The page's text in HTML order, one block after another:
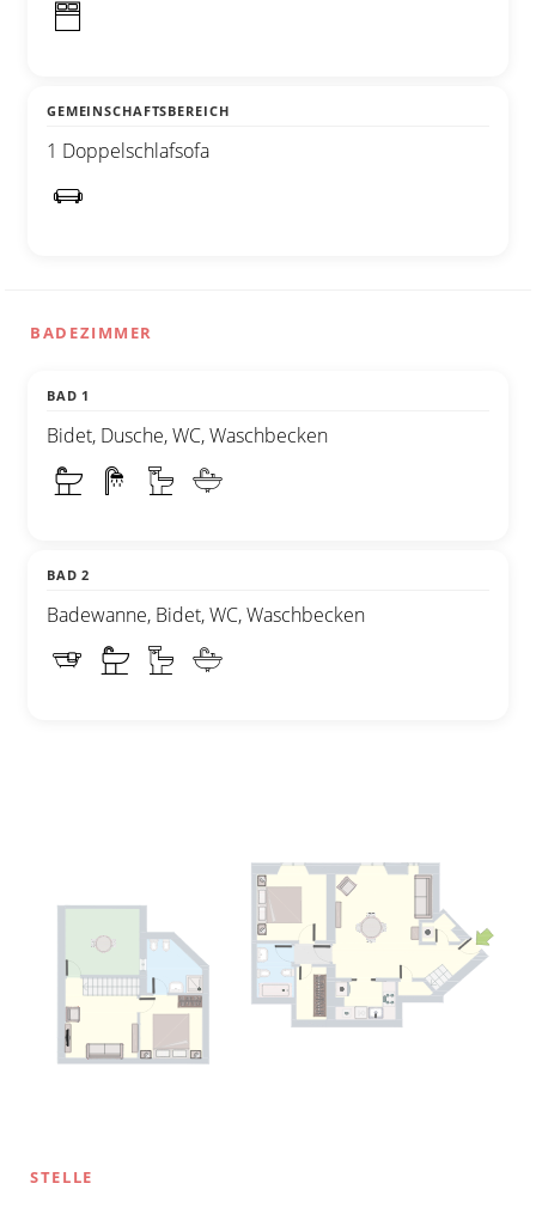
GEMEINSCHAFTSBEREICH
1 Doppelschlafsofa
BADEZIMMER
BAD 1
Bidet, Dusche, WC, Waschbecken
BAD 2
Badewanne, Bidet, WC, Waschbecken
STELLE